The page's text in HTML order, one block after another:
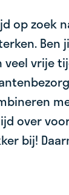
op zoek
Ben
vrije
over
bij!